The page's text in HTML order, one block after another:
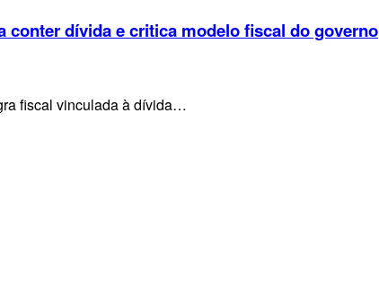
conter dívida e critica modelo fiscal do governo
fiscal vinculada à dívida…